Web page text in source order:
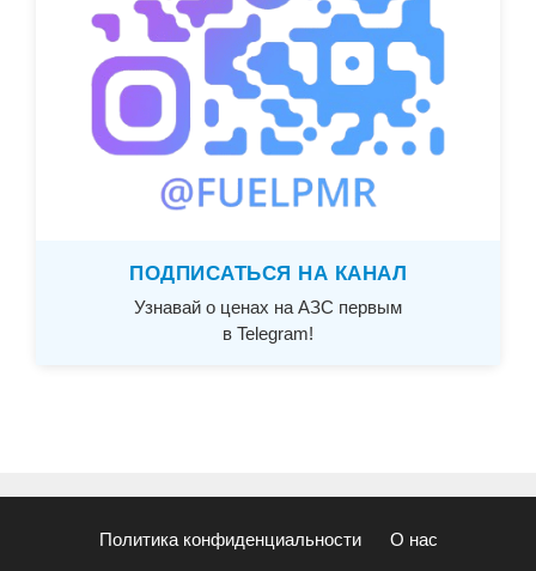
ПОДПИСАТЬСЯ НА КАНАЛ
Узнавай о ценах на АЗС первым
в Telegram!
Политика конфиденциальности О нас